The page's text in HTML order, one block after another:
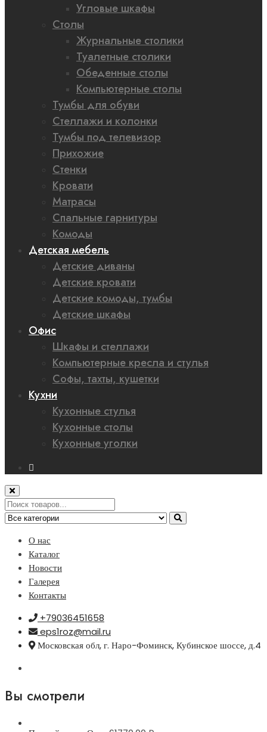
Угловые шкафы
Столы
Журнальные столики
Туалетные столики
Обеденные столы
Компьютерные столы
Тумбы для обуви
Стеллажи и колонки
Тумбы под телевизор
Прихожие
Стенки
Кровати
Матрасы
Спальные гарнитуры
Комоды
Детская мебель
Детские диваны
Детские кровати
Детские комоды, тумбы
Детские шкафы
Офис
Шкафы и стеллажи
Компьютерные кресла и стулья
Софы, тахты, кушетки
Кухни
Кухонные стулья
Кухонные столы
Кухонные уголки
О нас
Каталог
Новости
Галерея
Контакты
+79036451658
eps1roz@mail.ru
Московская обл, г. Наро-Фоминск, Кубинское шоссе, д.4
Вы смотрели